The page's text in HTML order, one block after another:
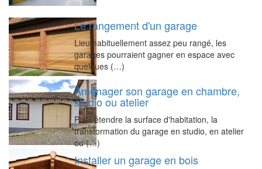
Le rangement d'un garage
Lieu habituellement assez peu rangé, les
garages pourraient gagner en espace avec
quelques (…)
Aménager son garage en chambre,
studio ou atelier
Pour étendre la surface d'habitation, la
transformation du garage en studio, en atelier
ou (…)
Installer un garage en bois